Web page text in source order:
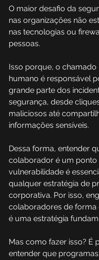
O maior desafio da
nas organizações não
nas tecnologias ou
pessoas.
Isso porque, o chamado
humano é responsável
grande parte dos
segurança, desde
maliciosos até
informações sensíveis.
Dessa forma, entender
colaborador é um ponto
vulnerabilidade é
qualquer estratégia de
corporativa. Por isso,
colaboradores de forma
é uma estratégia
Mas como fazer isso? É
entender que